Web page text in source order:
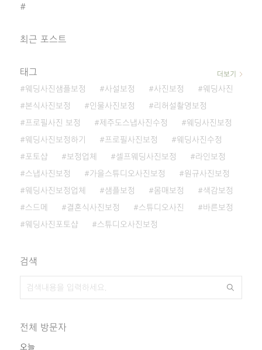
#
최근 포스트
태그
웨딩사진샘플보정 사설보정 사진보정 웨딩사진
본식사진보정 인물사진보정 리허설촬영보정
프로필사진 보정 제주도스냅사진수정 웨딩사진보정
웨딩사진보정하기 프로필사진보정 웨딩사진수정
포토샵 보정업체 셀프웨딩사진보정 라인보정
스냅사진보정 가을스튜디오사진보정 원규사진보정
웨딩사진보정업체 샘플보정 몸매보정 색감보정
스드메 결혼식사진보정 스튜디오사진 바른보정
웨딩사진포토샵 스튜디오사진보정
더보기
검색
전체 방문자
오늘